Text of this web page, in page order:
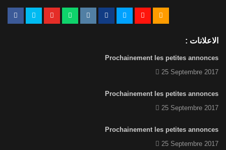
الاعلانات :
Prochainement les petites annonces
25 Septembre 2017
Prochainement les petites annonces
25 Septembre 2017
Prochainement les petites annonces
25 Septembre 2017